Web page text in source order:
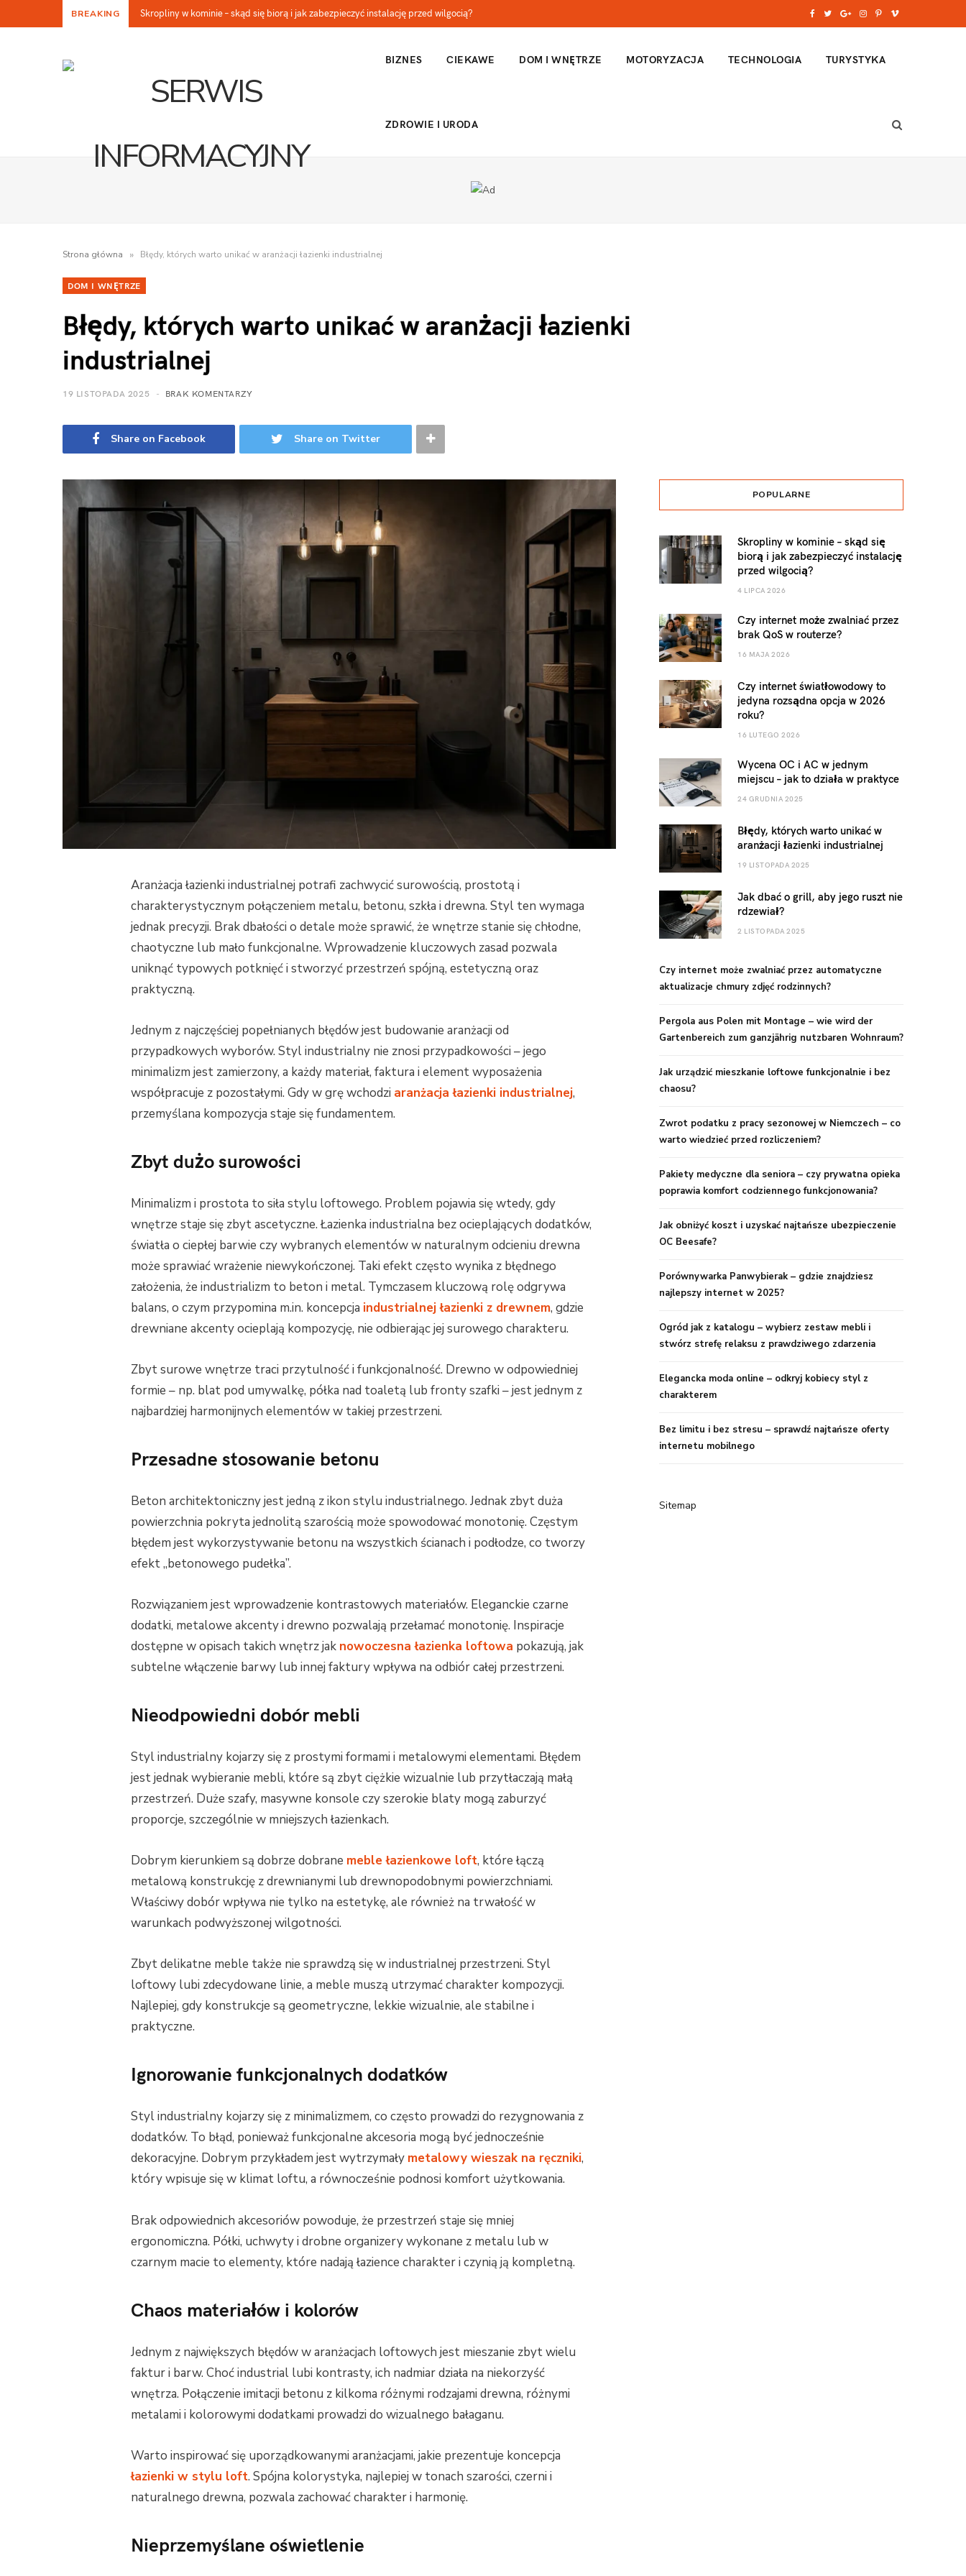
BREAKING Skropliny w kominie – skąd się biorą i jak zabezpieczyć instalację przed wilgocią? T G I P V
o
BIZNES CIEKAWE DOM I WNĘTRZE MOTORYZACJA TECHNOLOGIA TURYSTYKA
ZDROWIE I URODA
Strona główna » Błędy, których warto unikać w aranżacji łazienki industrialnej
DOM I WNĘTRZE
Błędy, których warto unikać w aranżacji łazienki
industrialnej
19 LISTOPADA 2025 BRAK KOMENTARZY
Share on Facebook Share on Twitter
Aranżacja łazienki industrialnej potrafi zachwycić surowością, prostotą i
charakterystycznym połączeniem metalu, betonu, szkła i drewna. Styl ten wymaga
jednak precyzji. Brak dbałości o detale może sprawić, że wnętrze stanie się chłodne,
chaotyczne lub mało funkcjonalne. Wprowadzenie kluczowych zasad pozwala
uniknąć typowych potknięć i stworzyć przestrzeń spójną, estetyczną oraz
praktyczną.
Jednym z najczęściej popełnianych błędów jest budowanie aranżacji od
przypadkowych wyborów. Styl industrialny nie znosi przypadkowości – jego
minimalizm jest zamierzony, a każdy materiał, faktura i element wyposażenia
współpracuje z pozostałymi. Gdy w grę wchodzi aranżacja łazienki industrialnej,
przemyślana kompozycja staje się fundamentem.
Zbyt dużo surowości
Minimalizm i prostota to siła stylu loftowego. Problem pojawia się wtedy, gdy
wnętrze staje się zbyt ascetyczne. Łazienka industrialna bez ocieplających dodatków,
światła o ciepłej barwie czy wybranych elementów w naturalnym odcieniu drewna
może sprawiać wrażenie niewykończonej. Taki efekt często wynika z błędnego
założenia, że industrializm to beton i metal. Tymczasem kluczową rolę odgrywa
balans, o czym przypomina m.in. koncepcja industrialnej łazienki z drewnem, gdzie
drewniane akcenty ocieplają kompozycję, nie odbierając jej surowego charakteru.
Zbyt surowe wnętrze traci przytulność i funkcjonalność. Drewno w odpowiedniej
formie – np. blat pod umywalkę, półka nad toaletą lub fronty szafki – jest jednym z
najbardziej harmonijnych elementów w takiej przestrzeni.
Przesadne stosowanie betonu
Beton architektoniczny jest jedną z ikon stylu industrialnego. Jednak zbyt duża
powierzchnia pokryta jednolitą szarością może spowodować monotonię. Częstym
błędem jest wykorzystywanie betonu na wszystkich ścianach i podłodze, co tworzy
efekt „betonowego pudełka”.
Rozwiązaniem jest wprowadzenie kontrastowych materiałów. Eleganckie czarne
dodatki, metalowe akcenty i drewno pozwalają przełamać monotonię. Inspiracje
dostępne w opisach takich wnętrz jak nowoczesna łazienka loftowa pokazują, jak
subtelne włączenie barwy lub innej faktury wpływa na odbiór całej przestrzeni.
Nieodpowiedni dobór mebli
Styl industrialny kojarzy się z prostymi formami i metalowymi elementami. Błędem
jest jednak wybieranie mebli, które są zbyt ciężkie wizualnie lub przytłaczają małą
przestrzeń. Duże szafy, masywne konsole czy szerokie blaty mogą zaburzyć
proporcje, szczególnie w mniejszych łazienkach.
Dobrym kierunkiem są dobrze dobrane meble łazienkowe loft, które łączą
metalową konstrukcję z drewnianymi lub drewnopodobnymi powierzchniami.
Właściwy dobór wpływa nie tylko na estetykę, ale również na trwałość w
warunkach podwyższonej wilgotności.
Zbyt delikatne meble także nie sprawdzą się w industrialnej przestrzeni. Styl
loftowy lubi zdecydowane linie, a meble muszą utrzymać charakter kompozycji.
Najlepiej, gdy konstrukcje są geometryczne, lekkie wizualnie, ale stabilne i
praktyczne.
Ignorowanie funkcjonalnych dodatków
Styl industrialny kojarzy się z minimalizmem, co często prowadzi do rezygnowania z
dodatków. To błąd, ponieważ funkcjonalne akcesoria mogą być jednocześnie
dekoracyjne. Dobrym przykładem jest wytrzymały metalowy wieszak na ręczniki,
który wpisuje się w klimat loftu, a równocześnie podnosi komfort użytkowania.
Brak odpowiednich akcesoriów powoduje, że przestrzeń staje się mniej
ergonomiczna. Półki, uchwyty i drobne organizery wykonane z metalu lub w
czarnym macie to elementy, które nadają łazience charakter i czynią ją kompletną.
Chaos materiałów i kolorów
Jednym z największych błędów w aranżacjach loftowych jest mieszanie zbyt wielu
faktur i barw. Choć industrial lubi kontrasty, ich nadmiar działa na niekorzyść
wnętrza. Połączenie imitacji betonu z kilkoma różnymi rodzajami drewna, różnymi
metalami i kolorowymi dodatkami prowadzi do wizualnego bałaganu.
Warto inspirować się uporządkowanymi aranżacjami, jakie prezentuje koncepcja
łazienki w stylu loft. Spójna kolorystyka, najlepiej w tonach szarości, czerni i
naturalnego drewna, pozwala zachować charakter i harmonię.
Nieprzemyślane oświetlenie
POPULARNE
Skropliny w kominie – skąd się
biorą i jak zabezpieczyć instalację
przed wilgocią?
4 LIPCA 2026
Czy internet może zwalniać przez
brak QoS w routerze?
16 MAJA 2026
Czy internet światłowodowy to
jedyna rozsądna opcja w 2026
roku?
16 LUTEGO 2026
Wycena OC i AC w jednym
miejscu – jak to działa w praktyce
24 GRUDNIA 2025
Błędy, których warto unikać w
aranżacji łazienki industrialnej
19 LISTOPADA 2025
Jak dbać o grill, aby jego ruszt nie
rdzewiał?
2 LISTOPADA 2025
Czy internet może zwalniać przez automatyczne
aktualizacje chmury zdjęć rodzinnych?
Pergola aus Polen mit Montage – wie wird der
Gartenbereich zum ganzjährig nutzbaren Wohnraum?
Jak urządzić mieszkanie loftowe funkcjonalnie i bez
chaosu?
Zwrot podatku z pracy sezonowej w Niemczech – co
warto wiedzieć przed rozliczeniem?
Pakiety medyczne dla seniora – czy prywatna opieka
poprawia komfort codziennego funkcjonowania?
Jak obniżyć koszt i uzyskać najtańsze ubezpieczenie
OC Beesafe?
Porównywarka Panwybierak – gdzie znajdziesz
najlepszy internet w 2025?
Ogród jak z katalogu – wybierz zestaw mebli i
stwórz strefę relaksu z prawdziwego zdarzenia
Elegancka moda online – odkryj kobiecy styl z
charakterem
Bez limitu i bez stresu – sprawdź najtańsze oferty
internetu mobilnego
Sitemap